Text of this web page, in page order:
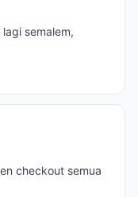
semalem,
checkout semua